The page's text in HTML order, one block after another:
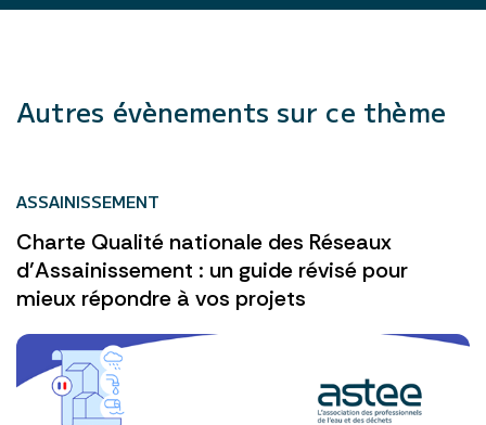
Autres évènements sur ce thème
ASSAINISSEMENT
Charte Qualité nationale des Réseaux
d’Assainissement : un guide révisé pour
mieux répondre à vos projets